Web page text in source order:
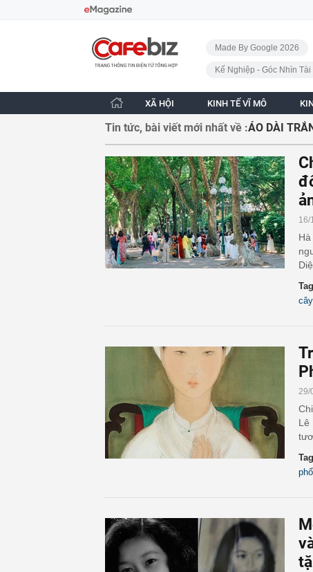
CafeBiz - Trang chủ
Made By Google 2026
Kế Nghiệp - Góc Nhìn
XÃ HỘI KINH TẾ VĨ MÔ
Tin tức, bài viết mới nhất về :ÁO DÀI
16/
29/
Lê
phổ